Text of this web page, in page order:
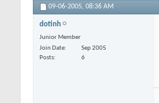
09-06-2005, 08:36 AM
dotinh
Junior Member
Join Date
Sep 2005
Posts
6